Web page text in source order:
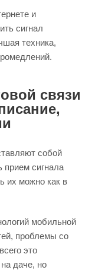
и
сигнал
техника,
связи
собой
прием сигнала
их можно как в
мобильной
проблемы со
это
даче, но